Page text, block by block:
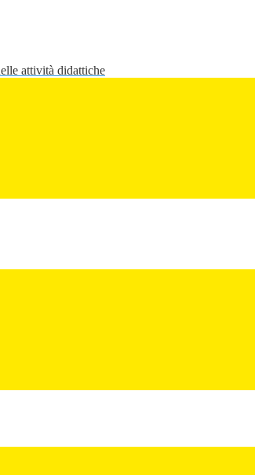
attività didattiche